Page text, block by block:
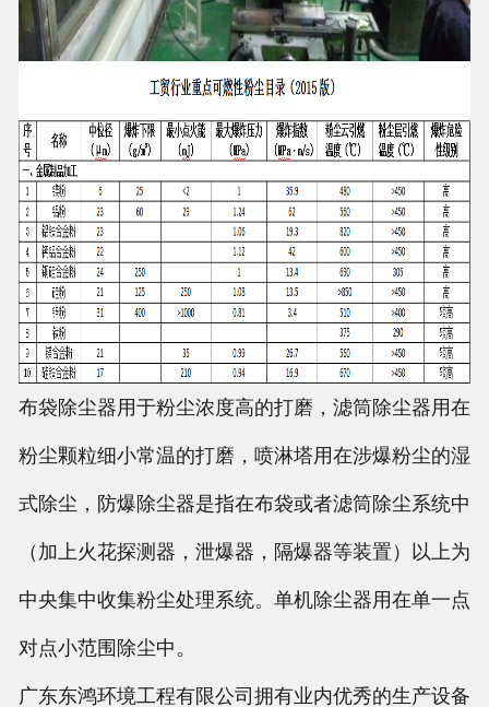
布袋除尘器用于粉尘浓度高的打磨，滤筒除尘器用在
粉尘颗粒细小常温的打磨，喷淋塔用在涉爆粉尘的湿
式除尘，防爆除尘器是指在布袋或者滤筒除尘系统中
（加上火花探测器，泄爆器，隔爆器等装置）以上为
中央集中收集粉尘处理系统。单机除尘器用在单一点
对点小范围除尘中。
广东东鸿环境工程有限公司拥有业内优秀的生产设备